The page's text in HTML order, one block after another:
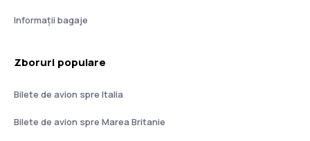
Informații bagaje
Zboruri populare
Bilete de avion spre Italia
Bilete de avion spre Marea Britanie